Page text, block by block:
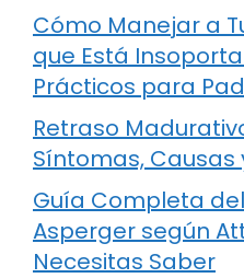
Cómo Manejar a
que Está
Prácticos para
Retraso
Síntomas,
Guía Completa
Asperger según
Necesitas Saber